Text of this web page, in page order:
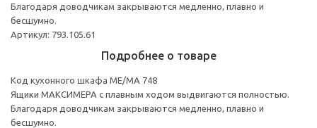
Благодаря доводчикам закрываются медленно, плавно и
бесшумно.
Артикул: 793.105.61
Подробнее о товаре
Код кухонного шкафа ME/MA 748
Ящики МАКСИМЕРА с плавным ходом выдвигаются полностью.
Благодаря доводчикам закрываются медленно, плавно и
бесшумно.